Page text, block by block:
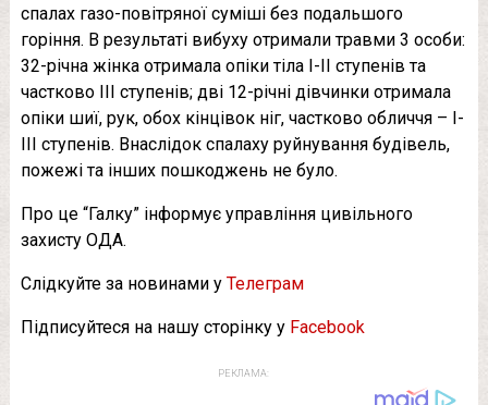
спалах газо-повітряної суміші без подальшого
горіння. В результаті вибуху отримали травми 3 особи:
32-річна жінка отримала опіки тіла І-ІІ ступенів та
частково ІІІ ступенів; дві 12-річні дівчинки отримала
опіки шиї, рук, обох кінцівок ніг, частково обличчя – І-
ІІІ ступенів. Внаслідок спалаху руйнування будівель,
пожежі та інших пошкоджень не було.
Про це “Галку” інформує управління цивільного
захисту ОДА.
Слідкуйте за новинами у Телеграм
Підписуйтеся на нашу сторінку у Facebook
РЕКЛАМА: